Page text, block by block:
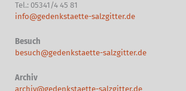
Tel.: 05341/4 45 81
info@gedenkstaette-salzgitter.de
Besuch
besuch@gedenkstaette-salzgitter.de
Archiv
archiv@gedenkstaette-salzgitter.de